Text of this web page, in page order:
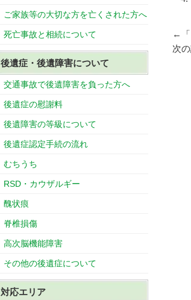
←「
次
ご家族等の大切な方を亡くされた方へ
死亡事故と相続について
後遺症・後遺障害について
交通事故で後遺障害を負った方へ
後遺症の慰謝料
後遺障害の等級について
後遺症認定手続の流れ
むちうち
RSD・カウザルギー
醜状痕
脊椎損傷
高次脳機能障害
その他の後遺症について
対応エリア